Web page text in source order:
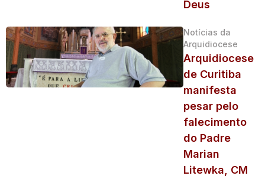
Deus
Notícias da
Arquidiocese
Arquidiocese
de Curitiba
manifesta
pesar pelo
falecimento
do Padre
Marian
Litewka, CM